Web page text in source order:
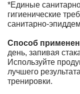
*Единые
гигиенические
санитарно-
Способ
день, запивая
Используйте
лучшего
тренировки.